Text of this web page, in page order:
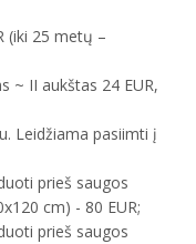
(iki 25 metų –
~ II aukštas 24 EUR,
Leidžiama pasiimti į
prieš saugos
cm) - 80 EUR;
prieš saugos